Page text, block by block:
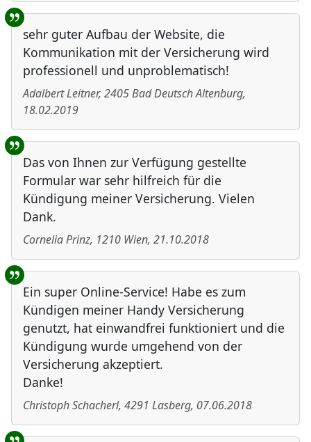
sehr guter Aufbau der Website, die
Kommunikation mit der Versicherung wird
professionell und unproblematisch!
Adalbert Leitner, 2405Bad Deutsch Altenburg,
18.02.2019
Das von Ihnen zur Verfügung gestellte
Formular war sehr hilfreich für die
Kündigung meiner Versicherung. Vielen
Dank.
Cornelia Prinz, 1210 Wien, 21.10.2018
Ein super Online-Service! Habe es zum
Kündigen meiner Handy Versicherung
genutzt, hat einwandfrei funktioniert und die
Kündigung wurde umgehend von der
Versicherung akzeptiert.
Danke!
Christoph Schacherl, 4291 Lasberg, 07.06.2018